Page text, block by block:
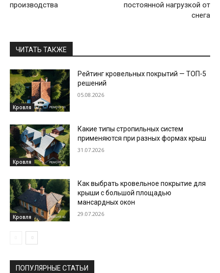
производства
постоянной нагрузкой от
снега
ЧИТАТЬ ТАКЖЕ
Кровля
Рейтинг кровельных покрытий — ТОП-5
решений
05.08.2026
Кровля
Какие типы стропильных систем
применяются при разных формах крыш
31.07.2026
Кровля
Как выбрать кровельное покрытие для
крыши с большой площадью
мансардных окон
29.07.2026
ПОПУЛЯРНЫЕ СТАТЬИ